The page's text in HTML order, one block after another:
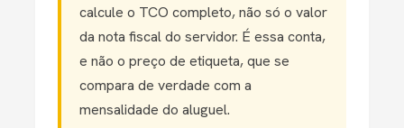
calcule o TCO completo, não só o valor
da nota fiscal do servidor. É essa conta,
e não o preço de etiqueta, que se
compara de verdade com a
mensalidade do aluguel.